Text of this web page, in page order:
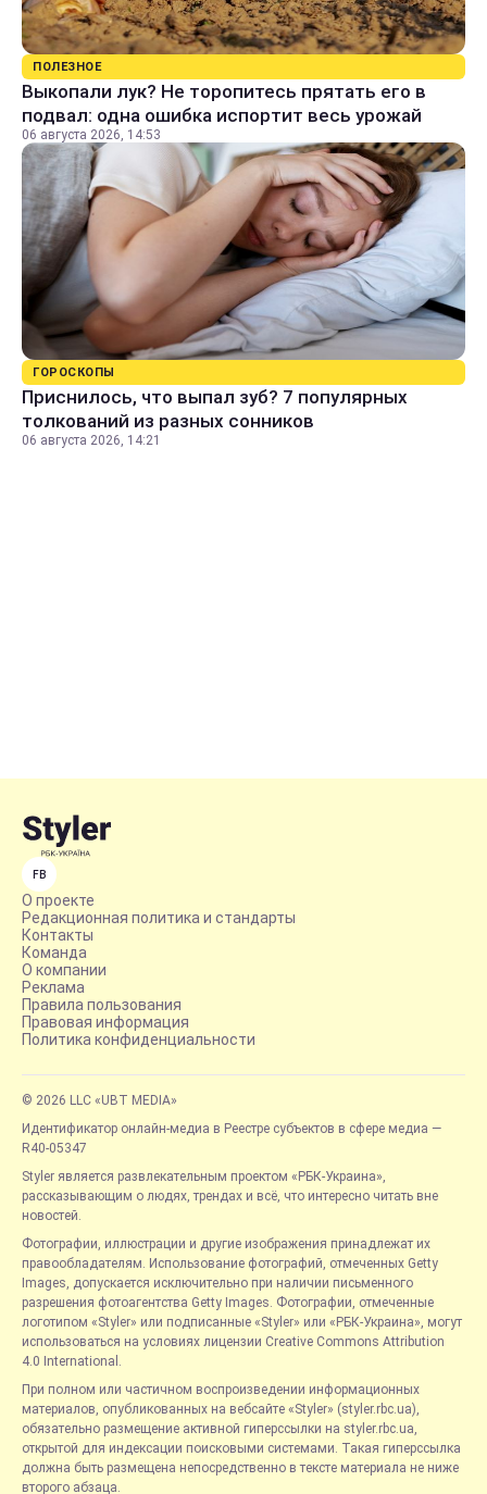
ПОЛЕЗНОЕ
Выкопали лук? Не торопитесь прятать его в
подвал: одна ошибка испортит весь урожай
06 августа 2026, 14:53
ГОРОСКОПЫ
Приснилось, что выпал зуб? 7 популярных
толкований из разных сонников
06 августа 2026, 14:21
FB
О проекте
Редакционная политика и стандарты
Контакты
Команда
О компании
Реклама
Правила пользования
Правовая информация
Политика конфиденциальности
© 2026 LLC «UBT MEDIA»
Идентификатор онлайн-медиа в Реестре субъектов в сфере медиа —
R40-05347
Styler является развлекательным проектом «РБК-Украина»,
рассказывающим о людях, трендах и всё, что интересно читать вне
новостей.
Фотографии, иллюстрации и другие изображения принадлежат их
правообладателям. Использование фотографий, отмеченных Getty
Images, допускается исключительно при наличии письменного
разрешения фотоагентства Getty Images. Фотографии, отмеченные
логотипом «Styler» или подписанные «Styler» или «РБК-Украина», могут
использоваться на условиях лицензии Creative Commons Attribution
4.0 International.
При полном или частичном воспроизведении информационных
материалов, опубликованных на вебсайте «Styler» (styler.rbc.ua),
обязательно размещение активной гиперссылки на styler.rbc.ua,
открытой для индексации поисковыми системами. Такая гиперссылка
должна быть размещена непосредственно в тексте материала не ниже
второго абзаца.